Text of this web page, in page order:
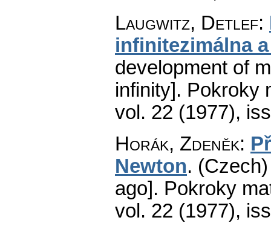
Laugwitz, Detlef:
infinitezimálna
development of
infinity]. Pokroky
vol. 22 (1977),
Horák, Zdeněk:
Newton.
ago]. Pokroky
vol. 22 (1977),